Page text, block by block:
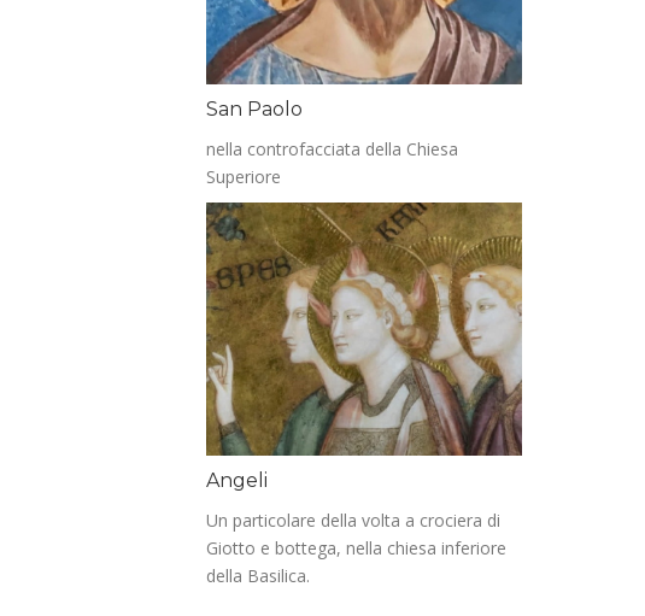
San Paolo
nella controfacciata della Chiesa
Superiore
Angeli
Un particolare della volta a crociera di
Giotto e bottega, nella chiesa inferiore
della Basilica.